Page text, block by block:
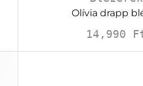
Olívia drapp
14,990